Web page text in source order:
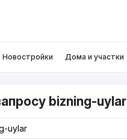
Новостройки Дома и участки
bizning-uylar